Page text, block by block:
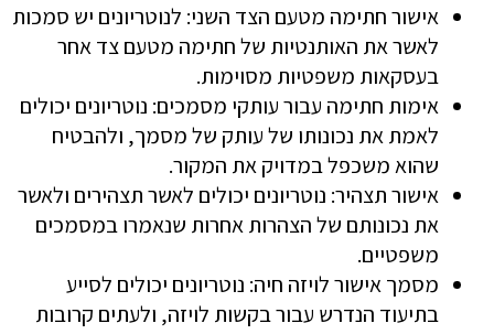
אישור חתימה מטעם הצד השני: לנוטריונים יש סמכות
לאשר את האותנטיות של חתימה מטעם צד אחר
בעסקאות משפטיות מסוימות.
אימות חתימה עבור עותקי מסמכים: נוטריונים יכולים
לאמת את נכונותו של עותק של מסמך, ולהבטיח
שהוא משכפל במדויק את המקור.
אישור תצהיר: נוטריונים יכולים לאשר תצהירים ולאשר
את נכונותם של הצהרות אחרות שנאמרו במסמכים
משפטיים.
מסמך אישור לויזה חיה: נוטריונים יכולים לסייע
בתיעוד הנדרש עבור בקשות לויזה, ולעתים קרובות